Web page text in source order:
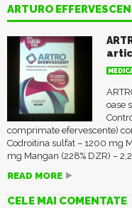
ARTURO
oase
comprimate efervescente)
Codroitina sulfat – 1200 mg
mg Mangan (228% DZR) –
READ MORE
CELE MAI COMENTATE